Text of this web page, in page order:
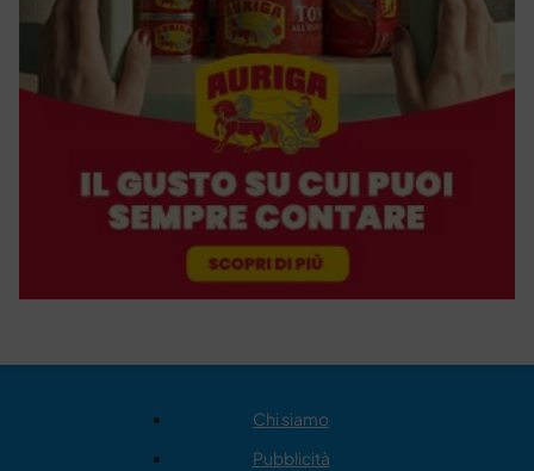
Chi siamo
Pubblicità